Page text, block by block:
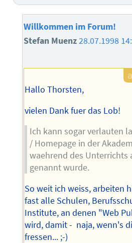
Willkommen im Forum!
Stefan Muenz28.07.1998
Hallo Thorsten,
vielen Dank fuer das Lob!
Ich kann sogar verlauten
/ Homepage in der
waehrend des Unterrichts
genannt wurde.
So weit ich weiss, arbeiten
fast alle Schulen,
Institute, an denen "Web
wird, damit - naja, wenn's
fressen... ;-)